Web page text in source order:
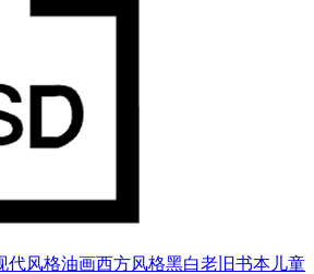
代风格油画西方风格黑白老旧书本 儿童